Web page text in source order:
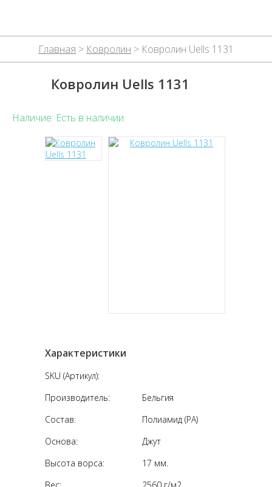
Главная > Ковролин > Ковролин Uells 1131
Ковролин Uells 1131
Наличие: Есть в наличии
Характеристики
SKU (Артикул):
Производитель:
Бельгия
Состав:
Полиамид (PA)
Основа:
Джут
Высота ворса:
17 мм.